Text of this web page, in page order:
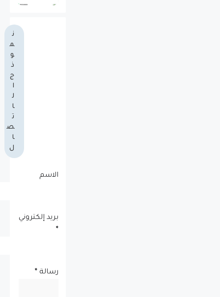
ن
م
و
ذ
ج
ا
ل
ا
ت
ص
ا
ل
الاسم
بريد إلكتروني
*
رسالة *